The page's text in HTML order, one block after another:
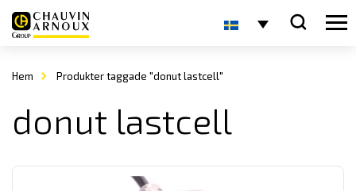
Hem Produkter taggade "donut lastcell"
donut lastcell